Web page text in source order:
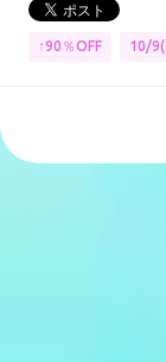
↑90％OFF 10/